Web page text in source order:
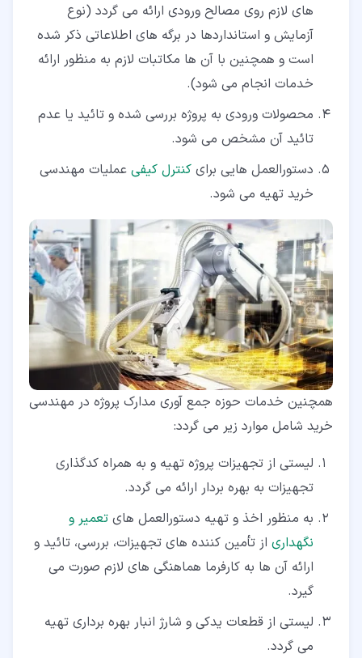
های لازم روی مصالح ورودی ارائه می گردد (نوع
آزمایش و استانداردها در برگه های اطلاعاتی ذکر شده
است و همچنین با آن ها مکاتبات لازم به منظور ارائه
خدمات انجام می شود).
محصولات ورودی به پروژه بررسی شده و تائید یا عدم
تائید آن مشخص می شود.
دستورالعمل هایی برای کنترل کیفی عملیات مهندسی
خرید تهیه می شود.
همچنین خدمات حوزه جمع آوری مدارک پروژه در مهندسی
خرید شامل موارد زیر می گردد:
لیستی از تجهیزات پروژه تهیه و به همراه کدگذاری
تجهیزات به بهره بردار ارائه می گردد.
به منظور اخذ و تهیه دستورالعمل های تعمیر و
نگهداری از تأمین کننده های تجهیزات، بررسی، تائید و
ارائه آن ها به کارفرما هماهنگی های لازم صورت می
گیرد.
لیستی از قطعات یدکی و شارژ انبار بهره برداری تهیه
می گردد.